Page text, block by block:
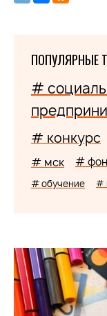
ПОПУЛЯРНЫЕ
#
# конкурс
# мск #
# обучение #